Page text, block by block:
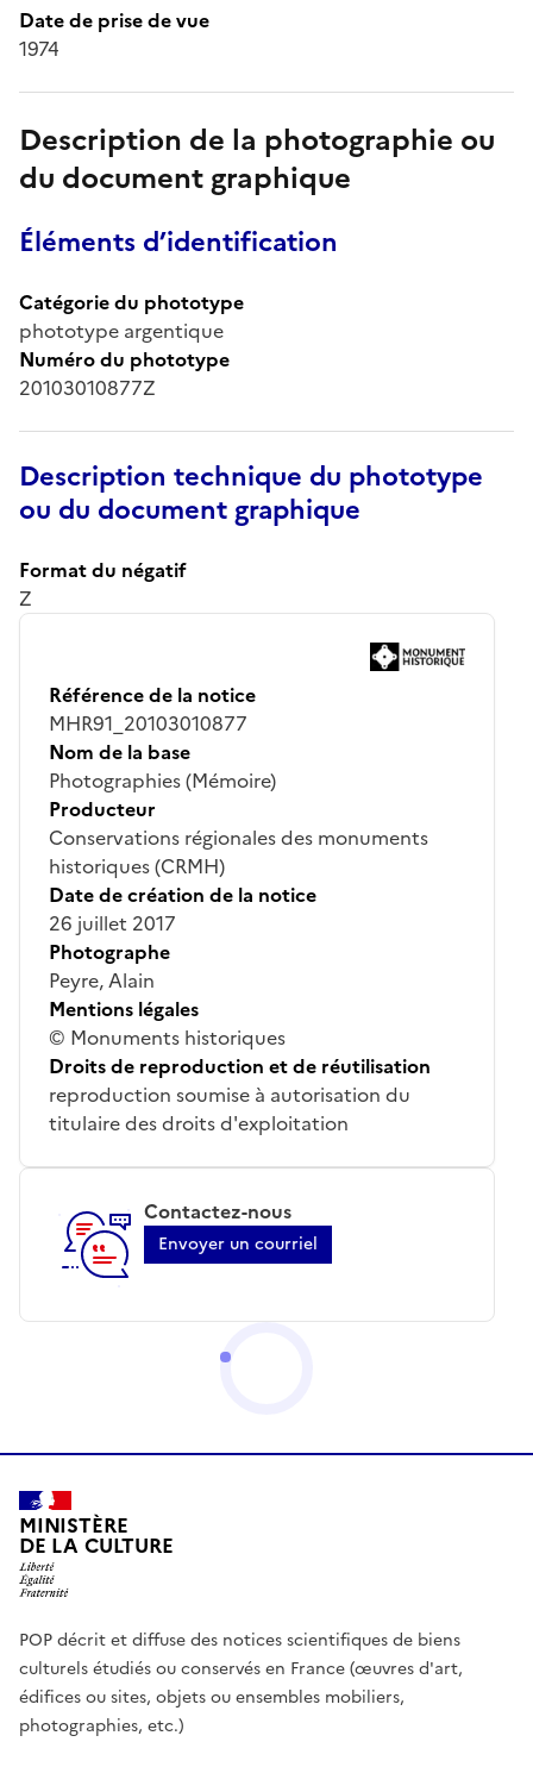
Date de prise de vue
1974
Description de la photographie ou
du document graphique
Éléments d’identification
Catégorie du phototype
phototype argentique
Numéro du phototype
20103010877Z
Description technique du phototype
ou du document graphique
Format du négatif
Z
Référence de la notice
MHR91_20103010877
Nom de la base
Photographies (Mémoire)
Producteur
Conservations régionales des monuments
historiques (CRMH)
Date de création de la notice
26 juillet 2017
Photographe
Peyre, Alain
Mentions légales
© Monuments historiques
Droits de reproduction et de réutilisation
reproduction soumise à autorisation du
titulaire des droits d'exploitation
Contactez-nous
Envoyer un courriel
MINISTÈRE
DE LA CULTURE
POP décrit et diffuse des notices scientifiques de biens
culturels étudiés ou conservés en France (œuvres d'art,
édifices ou sites, objets ou ensembles mobiliers,
photographies, etc.)